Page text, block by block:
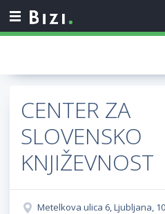
CENTER ZA
SLOVENSKO
KNJIŽEVNOST
Metelkova ulica 6, Ljubljana,